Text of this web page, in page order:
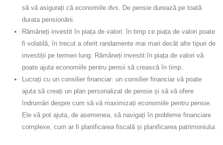
să vă asigurați că economiile dvs. De pensie durează pe toată
durata pensionării.
Rămâneți investit în piața de valori: în timp ce piața de valori poate
fi volatilă, în trecut a oferit randamente mai mari decât alte tipuri de
investiții pe termen lung. Rămâneți investit în piața de valori vă
poate ajuta economiile pentru pensii să crească în timp.
Lucrați cu un consilier financiar: un consilier financiar vă poate
ajuta să creați un plan personalizat de pensie și să vă ofere
îndrumări despre cum să vă maximizați economiile pentru pensie.
Ele vă pot ajuta, de asemenea, să navigați în probleme financiare
complexe, cum ar fi planificarea fiscală și planificarea patrimoniului.